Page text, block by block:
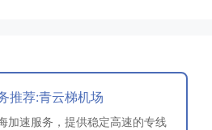
推荐:青云梯机场
加速服务，提供稳定高速的专线